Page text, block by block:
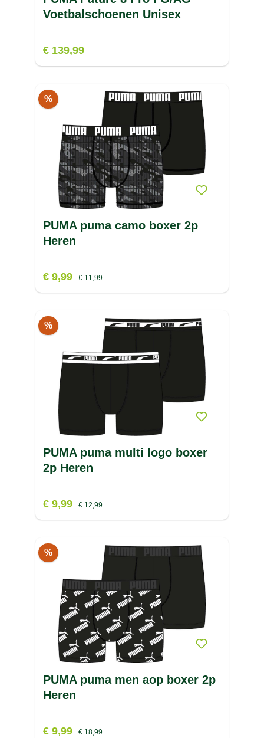
Voetbalschoenen Unisex
€ 139,99
%
PUMA puma camo boxer 2p
Heren
€ 9,99 € 11,99
%
PUMA puma multi logo boxer
2p Heren
€ 9,99 € 12,99
%
PUMA puma men aop boxer 2p
Heren
€ 9,99 € 18,99